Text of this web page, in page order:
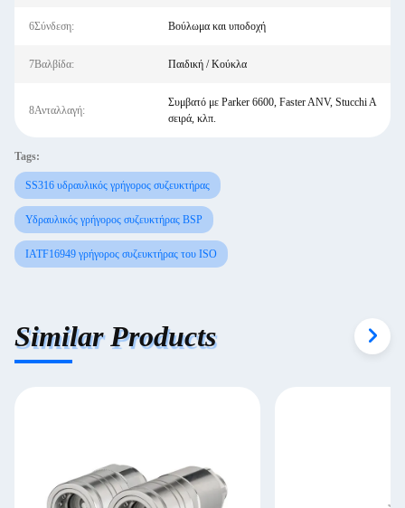
6Σύνδεση: Βούλωμα και υποδοχή
7Βαλβίδα: Παιδική / Κούκλα
8Ανταλλαγή:
Συμβατό με Parker 6600, Faster ANV, Stucchi A
σειρά, κλπ.
Tags:
SS316 υδραυλικός γρήγορος συζευκτήρας
Υδραυλικός γρήγορος συζευκτήρας BSP
IATF16949 γρήγορος συζευκτήρας του ISO
Similar Products